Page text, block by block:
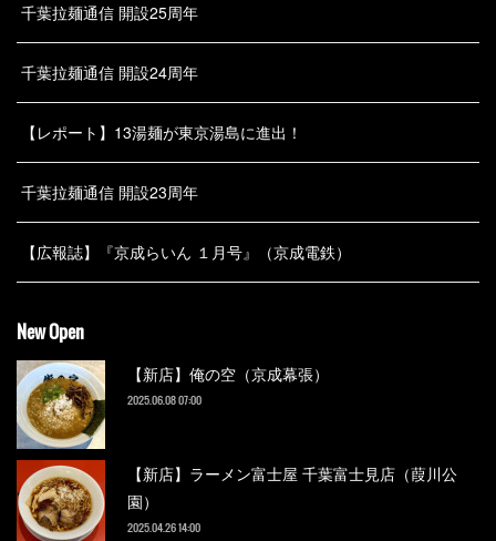
千葉拉麺通信 開設25周年
千葉拉麺通信 開設24周年
【レポート】13湯麺が東京湯島に進出！
千葉拉麺通信 開設23周年
【広報誌】『京成らいん １月号』（京成電鉄）
New Open
【新店】俺の空（京成幕張）
2025.06.08 07:00
【新店】ラーメン富士屋 千葉富士見店（葭川公
園）
2025.04.26 14:00